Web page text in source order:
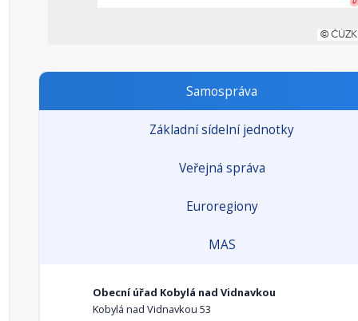
Samospráva
Základní sídelní jednotky
Veřejná správa
Euroregiony
MAS
Obecní úřad Kobylá nad Vidnavkou
Kobylá nad Vidnavkou 53